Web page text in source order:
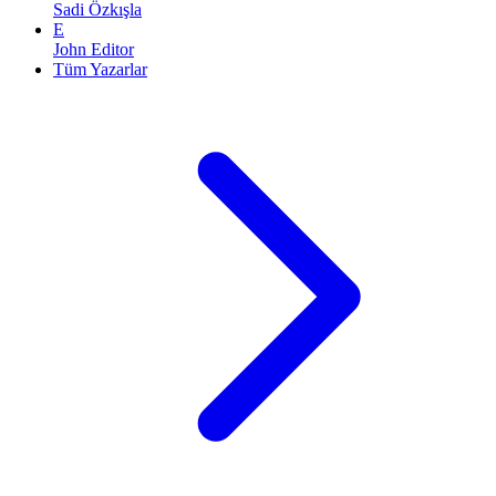
Sadi Özkışla
E
John Editor
Tüm Yazarlar